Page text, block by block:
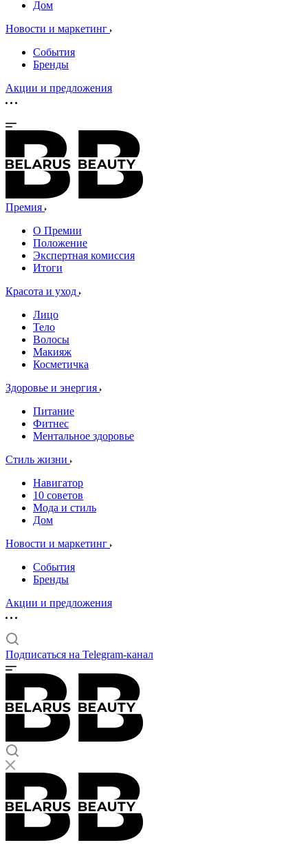
Дом
Новости и маркетинг
События
Бренды
Акции и предложения
Премия
О Премии
Положение
Экспертная комиссия
Итоги
Красота и уход
Лицо
Тело
Волосы
Макияж
Косметичка
Здоровье и энергия
Питание
Фитнес
Ментальное здоровье
Стиль жизни
Навигатор
10 советов
Мода и стиль
Дом
Новости и маркетинг
События
Бренды
Акции и предложения
Подписаться на Telegram-канал